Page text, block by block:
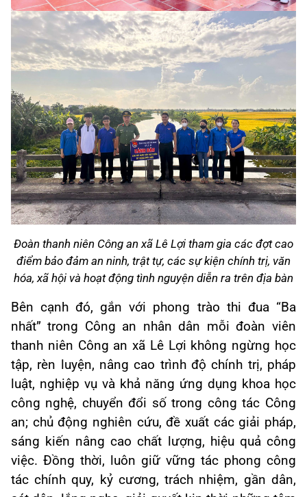
Đoàn thanh niên Công an xã Lê Lợi tham gia các đợt cao
điểm bảo đảm an ninh, trật tự, các sự kiện chính trị, văn
hóa, xã hội và hoạt động tình nguyện diễn ra trên địa bàn
Bên cạnh đó, gắn với phong trào thi đua “Ba
nhất” trong Công an nhân dân mỗi đoàn viên
thanh niên Công an xã Lê Lợi không ngừng học
tập, rèn luyện, nâng cao trình độ chính trị, pháp
luật, nghiệp vụ và khả năng ứng dụng khoa học
công nghệ, chuyển đổi số trong công tác Công
an; chủ động nghiên cứu, đề xuất các giải pháp,
sáng kiến nâng cao chất lượng, hiệu quả công
việc. Đồng thời, luôn giữ vững tác phong công
tác chính quy, kỷ cương, trách nhiệm, gần dân,